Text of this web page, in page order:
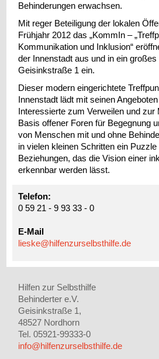
Behinderungen erwachsen.
Mit reger Beteiligung der lokalen
Frühjahr 2012 das „KommIn –
Kommunikation und Inklusion“
der Innenstadt aus und in ein
Geisinkstraße 1 ein.
Dieser modern eingerichtete
Innenstadt lädt mit seinen
Interessierte zum Verweilen und zur
Basis offener Foren für Begegnung
von Menschen mit und ohne
in vielen kleinen Schritten ein
Beziehungen, das die Vision einer
erkennbar werden lässt.
Telefon:
0 59 21 - 9 93 33 - 0
E-Mail
lieske@hilfenzurselbsthilfe.de
Hilfen zur Selbsthilfe
Behinderter e.V.
Geisinkstraße 1,
48527 Nordhorn
Tel. 05921-99333-0
info@hilfenzurselbsthilfe.de